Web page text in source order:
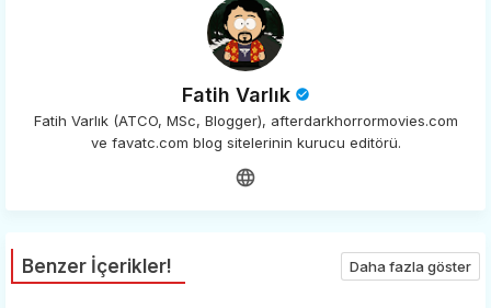
Fatih Varlık
Fatih Varlık (ATCO, MSc, Blogger), afterdarkhorrormovies.com
ve favatc.com blog sitelerinin kurucu editörü.
Benzer İçerikler! Daha fazla göster